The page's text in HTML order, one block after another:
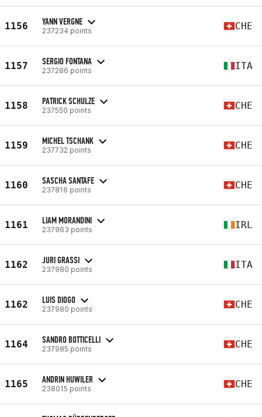
1156 YANN VERGNE
237234 points CHE
1157 SERGIO FONTANA
237286 points ITA
1158 PATRICK SCHULZE
237550 points CHE
1159 MICHEL TSCHANK
237732 points CHE
1160 SASCHA SANTAFE
237816 points CHE
1161 LIAM MORANDINI
237963 points IRL
1162 JURI GRASSI
237980 points ITA
1162 LUIS DIOGO
237980 points CHE
1164 SANDRO BOTTICELLI
237985 points CHE
1165 ANDRIN HUWILER
238015 points CHE